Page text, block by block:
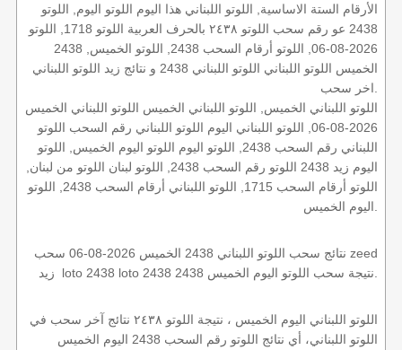
الأرقام الستة الاساسية, اللوتو اللبناني هذا اليوم اللوتو اليوم, اللوتو
2438 عو رقم سحب اللوتو ٢٤٣٨ بالحرف العربية اللوتو 1718, اللوتو
2026-08-06, اللوتو أرقام السحب 2438, اللوتو الخميس, 2438
الخميس اللوتو اللبناني اللوتو اللبناني 2438 و نتائج زيد اللوتو اللبناني
اللوتو اللبناني الخميس, اللوتو اللبناني الخميس اللوتو اللبناني الخميس
2026-08-06, اللوتو اللبناني اليوم اللوتو اللبناني رقم السحب اللوتو
اللبناني رقم السحب 2438, اللوتو اليوم اللوتو اليوم الخميس, اللوتو
اليوم زيد 2438 اللوتو رقم السحب 2438, اللوتو لبنان اللوتو من لبنان,
اللوتو أرقام السحب 1715, اللوتو اللبناني أرقام السحب 2438, اللوتو
نتائج سحب اللوتو اللبناني 2438 الخميس 2026-08-06 سحب zeed
اللوتو اللبناني اليوم الخميس ، نتيجة اللوتو ٢٤٣٨ نتائج آخر سحب في
اللوتو اللبناني، أي نتائج اللوتو رقم السحب 2438 اليوم الخميس